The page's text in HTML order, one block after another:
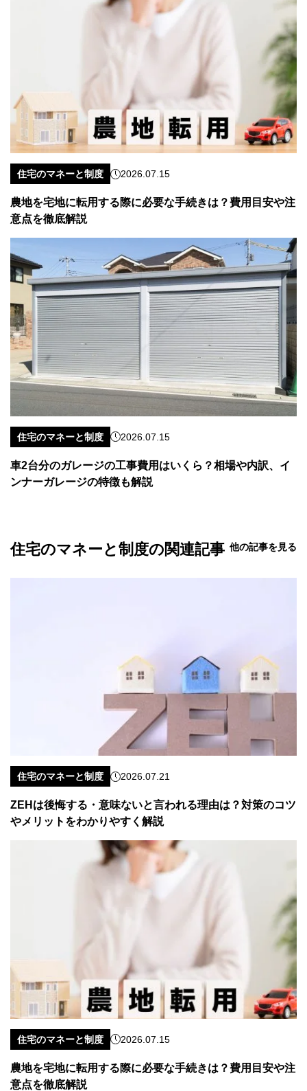
住宅のマネーと制度 2026.07.15
農地を宅地に転用する際に必要な手続きは？費用目安や注
意点を徹底解説
住宅のマネーと制度 2026.07.15
車2台分のガレージの工事費用はいくら？相場や内訳、イ
ンナーガレージの特徴も解説
住宅のマネーと制度の関連記事 他の記事を見る
住宅のマネーと制度 2026.07.21
ZEHは後悔する・意味ないと言われる理由は？対策のコツ
やメリットをわかりやすく解説
住宅のマネーと制度 2026.07.15
農地を宅地に転用する際に必要な手続きは？費用目安や注
意点を徹底解説